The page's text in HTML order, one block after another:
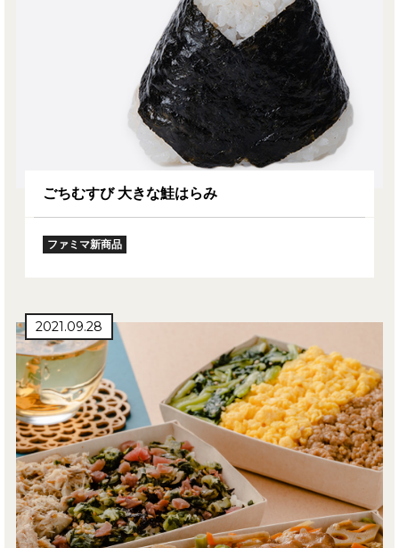
ごちむすび 大きな鮭はらみ
ファミマ新商品
2021.09.28